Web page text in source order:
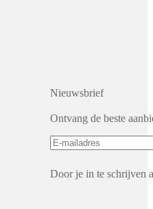
Nieuwsbrief
Ontvang de beste
Door je in te schrijven